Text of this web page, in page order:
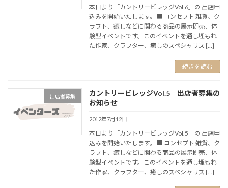
本日より「カントリービレッジVol.6」の 出店申
込みを開始いたします。 ■ コンセプト 雑貨、ク
ラフト、癒しなどに関わる商品の展示即売、体
験型イベントです。このイベントを通し埋もれ
た作家、クラフター、癒しのスペシャリス […]
続きを読む
出店者募集
カントリービレッジVol.5 出店者募集の
お知らせ
2012年7月12日
本日より「カントリービレッジVol.5」の 出店申
込みを開始いたします。 ■ コンセプト 雑貨、ク
ラフト、癒しなどに関わる商品の展示即売、体
験型イベントです。このイベントを通し埋もれ
た作家、クラフター、癒しのスペシャリス […]